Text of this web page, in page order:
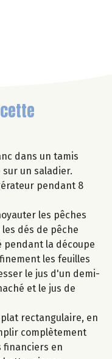
dans un tamis
un saladier.
pendant 8
les pêches
dés de pêche
pendant la découpe
les feuilles
le jus d'un demi-
et le jus de
rectangulaire, en
complètement
financiers en